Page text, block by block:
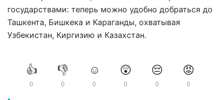
государствами: теперь можно удобно добраться до
Ташкента, Бишкека и Караганды, охватывая
Узбекистан, Киргизию и Казахстан.
👍
0
👎
0
☺️
0
😲
0
😔
0
😡
0